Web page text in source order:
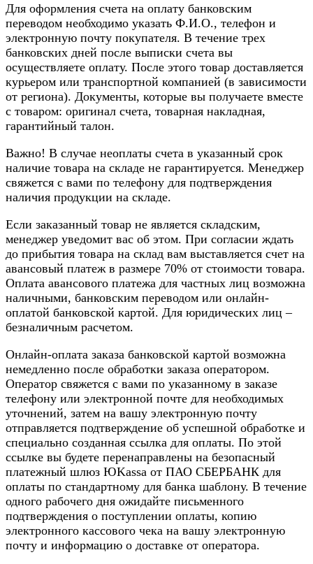
Для оформления счета на оплату банковским
переводом необходимо указать Ф.И.О., телефон и
электронную почту покупателя. В течение трех
банковских дней после выписки счета вы
осуществляете оплату. После этого товар доставляется
курьером или транспортной компанией (в зависимости
от региона). Документы, которые вы получаете вместе
с товаром: оригинал счета, товарная накладная,
гарантийный талон.
Важно! В случае неоплаты счета в указанный срок
наличие товара на складе не гарантируется. Менеджер
свяжется с вами по телефону для подтверждения
наличия продукции на складе.
Если заказанный товар не является складским,
менеджер уведомит вас об этом. При согласии ждать
до прибытия товара на склад вам выставляется счет на
авансовый платеж в размере 70% от стоимости товара.
Оплата авансового платежа для частных лиц возможна
наличными, банковским переводом или онлайн-
оплатой банковской картой. Для юридических лиц –
безналичным расчетом.
Онлайн-оплата заказа банковской картой возможна
немедленно после обработки заказа оператором.
Оператор свяжется с вами по указанному в заказе
телефону или электронной почте для необходимых
уточнений, затем на вашу электронную почту
отправляется подтверждение об успешной обработке и
специально созданная ссылка для оплаты. По этой
ссылке вы будете перенаправлены на безопасный
платежный шлюз ЮKassa от ПАО СБЕРБАНК для
оплаты по стандартному для банка шаблону. В течение
одного рабочего дня ожидайте письменного
подтверждения о поступлении оплаты, копию
электронного кассового чека на вашу электронную
почту и информацию о доставке от оператора.